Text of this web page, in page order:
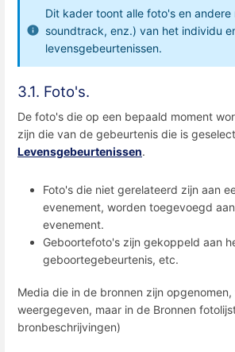
Dit kader toont alle foto's en andere
soundtrack, enz.) van het individu
levensgebeurtenissen.
3.1. Foto's.
De foto's die op een bepaald moment
zijn die van de gebeurtenis die is
Levensgebeurtenissen.
Foto's die niet gerelateerd zijn aan
evenement, worden toegevoegd
evenement.
Geboortefoto's zijn gekoppeld aan
geboortegebeurtenis, etc.
Media die in de bronnen zijn
weergegeven, maar in de Bronnen
bronbeschrijvingen)